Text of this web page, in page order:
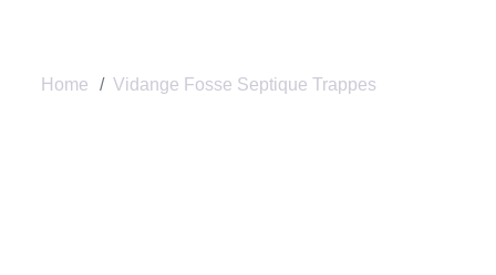
Home Vidange Fosse Septique Trappes